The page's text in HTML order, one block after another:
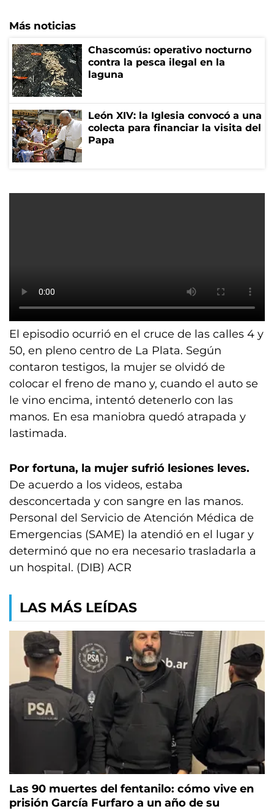
Más noticias
Chascomús: operativo nocturno
contra la pesca ilegal en la
laguna
León XIV: la Iglesia convocó a una
colecta para financiar la visita del
Papa
El episodio ocurrió en el cruce de las calles 4 y
50, en pleno centro de La Plata. Según
contaron testigos, la mujer se olvidó de
colocar el freno de mano y, cuando el auto se
le vino encima, intentó detenerlo con las
manos. En esa maniobra quedó atrapada y
lastimada.
Por fortuna, la mujer sufrió lesiones leves.
De acuerdo a los videos, estaba
desconcertada y con sangre en las manos.
Personal del Servicio de Atención Médica de
Emergencias (SAME) la atendió en el lugar y
determinó que no era necesario trasladarla a
un hospital. (DIB) ACR
LAS MÁS LEÍDAS
Las 90 muertes del fentanilo: cómo vive en
prisión García Furfaro a un año de su